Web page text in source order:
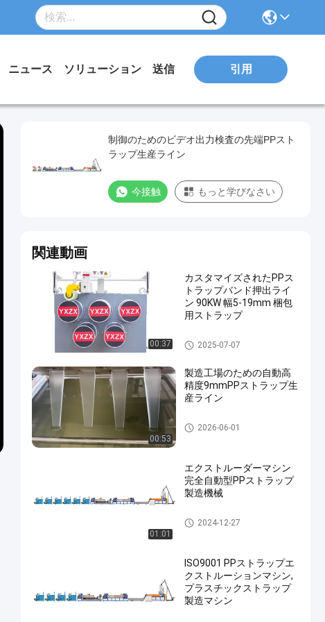
ニュース ソリューション 送信 引用
制御のためのビデオ出力検査の先端PPスト
ラップ生産ライン
今接触 もっと学びなさい
関連動画
00:37
カスタマイズされたPPス
トラップバンド押出ライ
ン 90KW 幅5-19mm 梱包
用ストラップ
PPストラップバンドエクスト
ルーションライン
2025-07-07
00:53
製造工場のための自動高
精度9mmPPストラップ生
産ライン
PPストラップ製造機
2026-06-01
01:01
エクストルーダーマシン
完全自動型PPストラップ
製造機械
PPストラップ生産ライン
2024-12-27
ISO9001 PPストラップエ
クストルーションマシン,
プラスチックストラップ
製造マシン